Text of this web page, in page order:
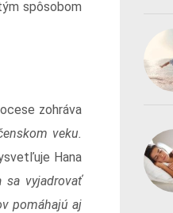
spôsobom
zohráva
veku.
Hana
sa vyjadrovať
pomáhajú aj